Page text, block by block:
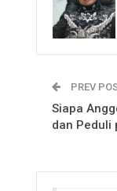
PREV
Siapa
dan Peduli